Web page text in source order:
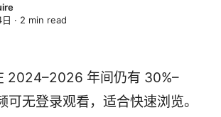
· 2 min read
2024–2026 年间仍有 30%–
可无登录观看，适合快速浏览。